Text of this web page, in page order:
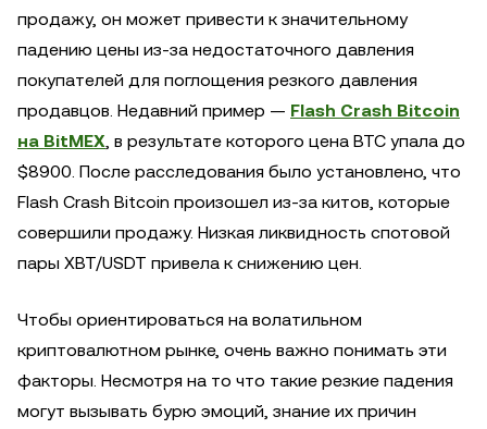
продажу, он может привести к значительному
падению цены из-за недостаточного давления
покупателей для поглощения резкого давления
продавцов. Недавний пример — Flash Crash Bitcoin
на BitMEX, в результате которого цена BTC упала до
$8900. После расследования было установлено, что
Flash Crash Bitcoin произошел из-за китов, которые
совершили продажу. Низкая ликвидность спотовой
пары XBT/USDT привела к снижению цен.
Чтобы ориентироваться на волатильном
криптовалютном рынке, очень важно понимать эти
факторы. Несмотря на то что такие резкие падения
могут вызывать бурю эмоций, знание их причин